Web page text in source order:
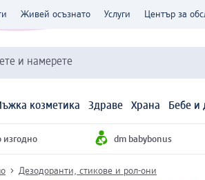
Живей осъзнато Услуги Център за
и намерете
козметика Здраве Храна Бебе и
изгодно dm babybonus
Дезодоранти, стикове и рол-они